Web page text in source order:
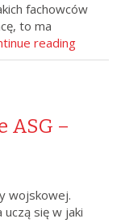
fachowców
to ma
reading
ASG –
wojskowej.
uczą się w jaki